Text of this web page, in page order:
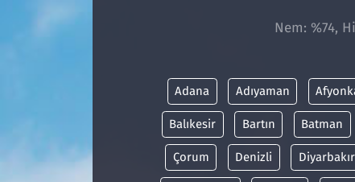
Nem: %74,
Adana Adıyaman
Balıkesir Bartın Batman
Çorum Denizli Diyarbakır